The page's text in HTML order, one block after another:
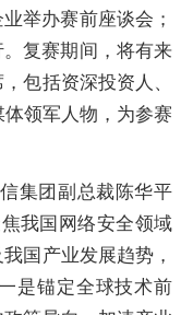
举办赛前座谈会；
复赛期间，将有来
包括资深投资人、
领军人物，为参赛
集团副总裁陈华平
我国网络安全领域
国产业发展趋势，
是锚定全球技术前